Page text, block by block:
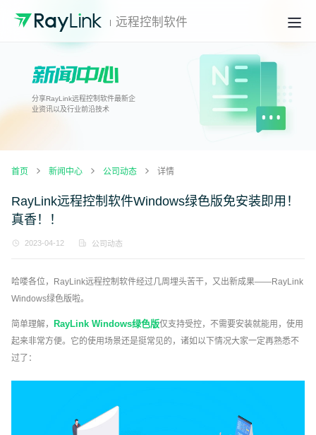
远程控制软件
分享RayLink远程控制软件最新企
业资讯以及行业前沿技术
首页 新闻中心 公司动态 详情
RayLink远程控制软件Windows绿色版免安装即用！
真香！！
2023-04-12 公司动态
哈喽各位，RayLink远程控制软件经过几周埋头苦干，又出新成果——RayLink
Windows绿色版啦。
简单理解， RayLink Windows绿色版仅支持受控，不需要安装就能用，使用
起来非常方便。它的使用场景还是挺常见的，诸如以下情况大家一定再熟悉不
过了：